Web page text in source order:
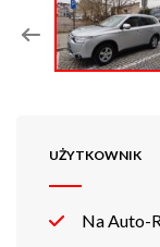
UŻYTKOWNIK
Na Auto-